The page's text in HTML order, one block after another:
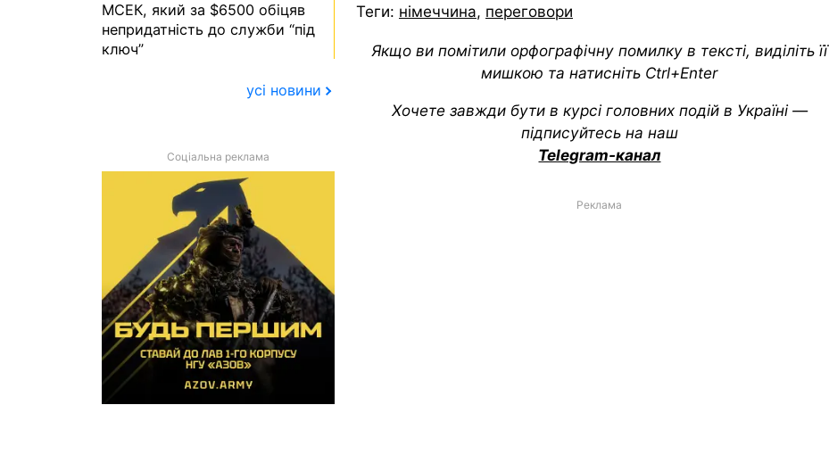
Теги: німеччина, переговори
Якщо ви помітили орфографічну помилку в тексті, виділіть її
мишкою та натисніть Ctrl+Enter
Хочете завжди бути в курсі головних подій в Україні —
підписуйтесь на наш
Telegram-канал
Реклама
МСЕК, який за $6500 обіцяв
непридатність до служби “під
ключ”
усі новини
Соціальна реклама